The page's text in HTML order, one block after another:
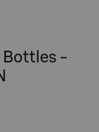
Bottles -